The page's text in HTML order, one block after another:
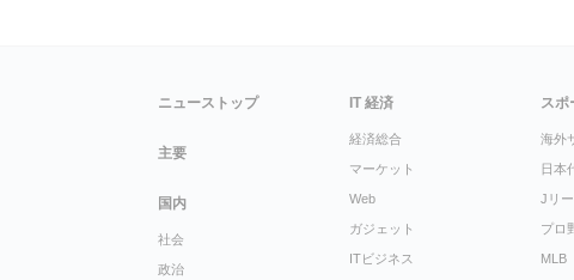
ニューストップ
主要
国内
社会
政治
IT 経済
経済総合
マーケット
Web
ガジェット
ITビジネス
スポ
海外
日本
Jリ
プロ
MLB